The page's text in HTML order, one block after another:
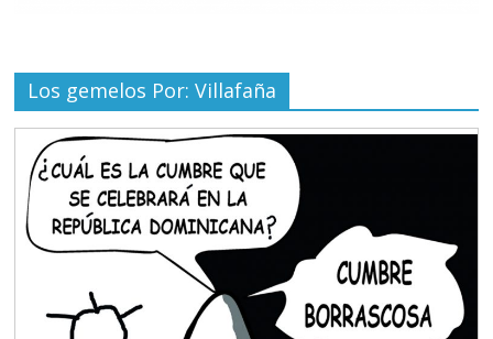
Los gemelos Por: Villafaña